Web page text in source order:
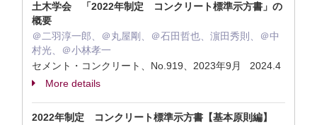
土木学会 「2022年制定 コンクリート標準示方書」の
概要
＠二羽淳一郎、＠丸屋剛、＠石田哲也、濵田秀則、＠中
村光、＠小林孝一
セメント・コンクリート、No.919、2023年9月 2024.4
More details
2022年制定 コンクリート標準示方書【基本原則編】